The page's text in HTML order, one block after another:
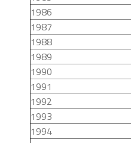
1986
1987
1988
1989
1990
1991
1992
1993
1994